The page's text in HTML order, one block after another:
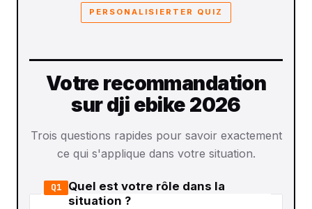
PERSONALISIERTER QUIZ
Votre recommandation
sur dji ebike 2026
Trois questions rapides pour savoir exactement
ce qui s'applique dans votre situation.
Q1
Quel est votre rôle dans la
situation ?